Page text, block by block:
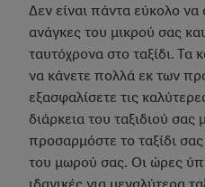
Δεν είναι πάντα εύκολο να
ανάγκες του μικρού σας
ταυτόχρονα στο ταξίδι. Τα
να κάνετε πολλά εκ των
εξασφαλίσετε τις
διάρκεια του ταξιδιού σας
προσαρμόστε το ταξίδι
του μωρού σας. Οι ώρες
ιδανικές για μεγαλύτερα